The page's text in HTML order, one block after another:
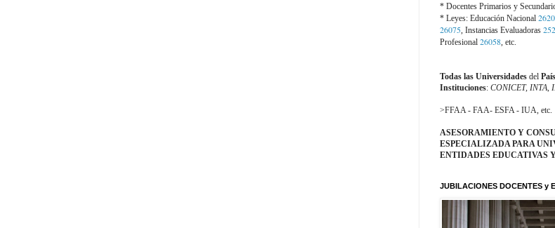
* Docentes Primarios y
* Leyes: Educación Nacional
26075, Instancias Evaluadoras
Profesional 26058, etc.
Todas las Universidades del País
Instituciones: CONICET, INTA,
>FFAA - FAA- ESFA - IUA, etc.
ASESORAMIENTO Y
ESPECIALIZADA PARA
ENTIDADES EDUCATIVAS
JUBILACIONES DOCENTES y